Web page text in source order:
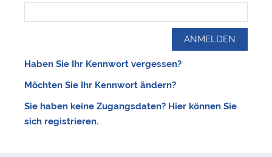
Haben Sie Ihr Kennwort vergessen?
Möchten Sie Ihr Kennwort ändern?
Sie haben keine Zugangsdaten? Hier können Sie
sich registrieren.